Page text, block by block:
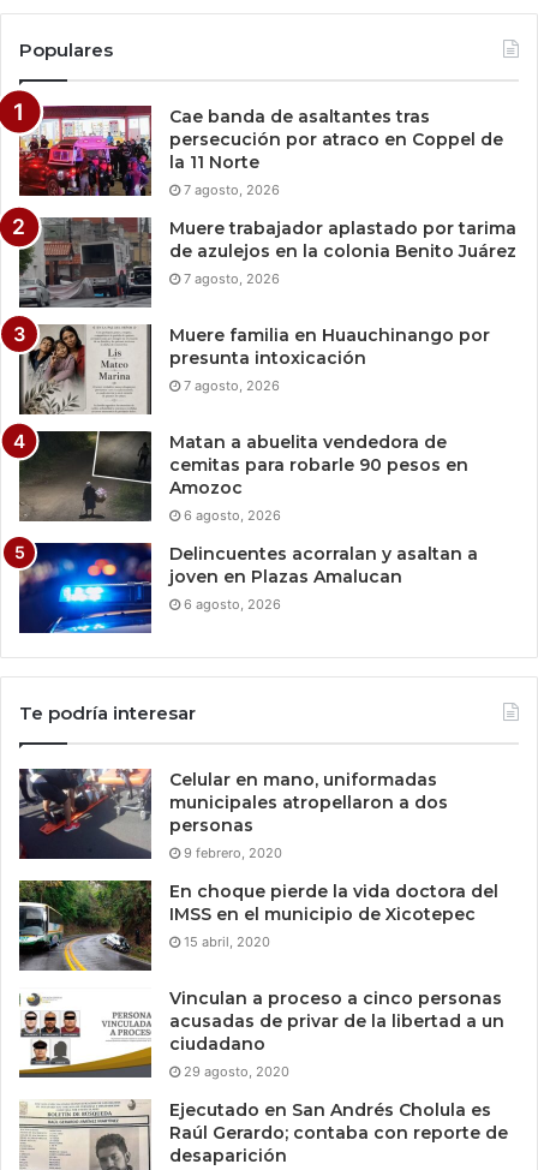
Populares
Cae banda de asaltantes tras
persecución por atraco en Coppel de
la 11 Norte
7 agosto, 2026
Muere trabajador aplastado por tarima
de azulejos en la colonia Benito Juárez
7 agosto, 2026
Muere familia en Huauchinango por
presunta intoxicación
7 agosto, 2026
Matan a abuelita vendedora de
cemitas para robarle 90 pesos en
Amozoc
6 agosto, 2026
Delincuentes acorralan y asaltan a
joven en Plazas Amalucan
6 agosto, 2026
Te podría interesar
Celular en mano, uniformadas
municipales atropellaron a dos
personas
9 febrero, 2020
En choque pierde la vida doctora del
IMSS en el municipio de Xicotepec
15 abril, 2020
Vinculan a proceso a cinco personas
acusadas de privar de la libertad a un
ciudadano
29 agosto, 2020
Ejecutado en San Andrés Cholula es
Raúl Gerardo; contaba con reporte de
desaparición